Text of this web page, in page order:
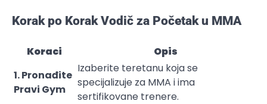
Korak po Korak Vodič za Početak u MMA
Koraci
Opis
1. Pronađite
Pravi Gym
Izaberite teretanu koja se
specijalizuje za MMA i ima
sertifikovane trenere.